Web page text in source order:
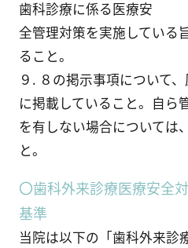
歯科診療に係る医療安
全管理対策を実施している
ること。
９. ８の掲示事項について
に掲載していること。自ら
を有しない場合については
と。
〇歯科外来診療医療安全
基準
当院は以下の「歯科外来診